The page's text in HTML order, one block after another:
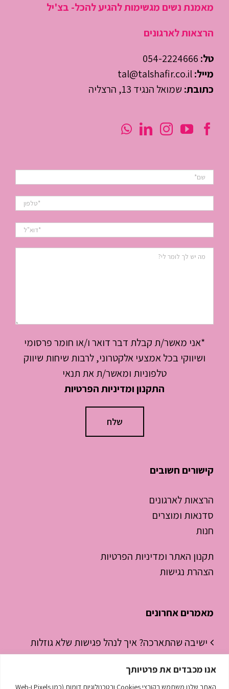
אנו מכבדים את פרטיותך
האתר שלנו משתמש בקובצי Cookies ובטכנולוגיות דומות (כמו Pixels ו-Web
מאמנת נשים מגשימות להגיע להכל- בצ'יל
הרצאות לארגונים
טל: 054-2224666
מייל:tal@talshafir.co.il
כתובת: שמואל הנגיד 13, הרצליה
*אני מאשר/ת קבלת דבר דואר ו/או חומר פרסומי
ושיווקי בכל אמצעי אלקטרוני, לרבות שיחות שיווק
טלפוניות ומאשר/ת את תנאי
התקנון ומדיניות הפרטיות
קישורים חשובים
הרצאות לארגונים
סדנאות ומוצרים
חנות
תקנון האתר ומדיניות הפרטיות
הצהרת נגישות
מאמרים אחרונים
ישיבה שהתארכה? איך לנהל פגישות שלא גוזלות
חצי יום עבודה
ניהול זמן לסטודנטים – איך להפסיק “לכבות